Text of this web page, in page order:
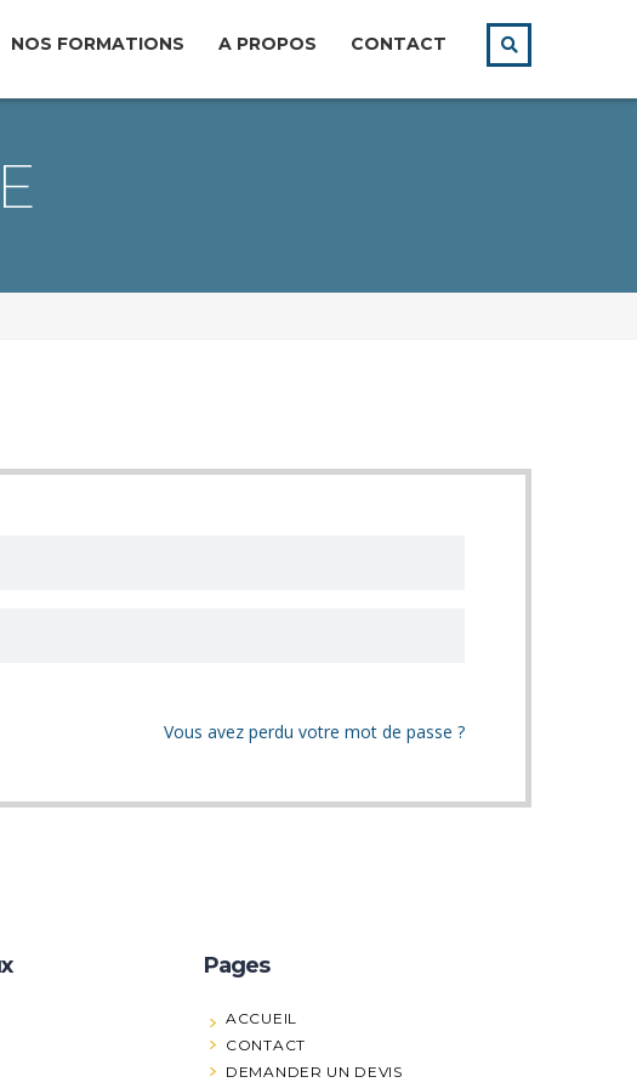
NOS FORMATIONS A PROPOS CONTACT
Vous avez perdu votre mot de passe ?
Pages
ACCUEIL
CONTACT
DEMANDER UN DEVIS